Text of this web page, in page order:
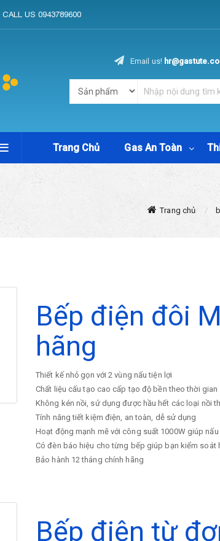
US 0943789600
Email us!
Trang Chủ Gas An Toàn
Trang chủ
Bếp điện đôi
hãng
Thiết kế nhỏ gọn với 2 vùng nấu tiện lợi
Chất liệu cấu tạo cao cấp tạo độ bền theo thời gian
Không kén nồi, sử dụng được hầu hết các loại nồi
Tính năng tiết kiệm điện, an toàn, dễ sử dụng
Hoạt động mạnh mẽ với công suất 1000W giúp nấu
Có đèn báo hiệu cho từng bếp giúp bạn kiểm soát
Bảo hành 12 tháng chính hãng
Bếp điện từ